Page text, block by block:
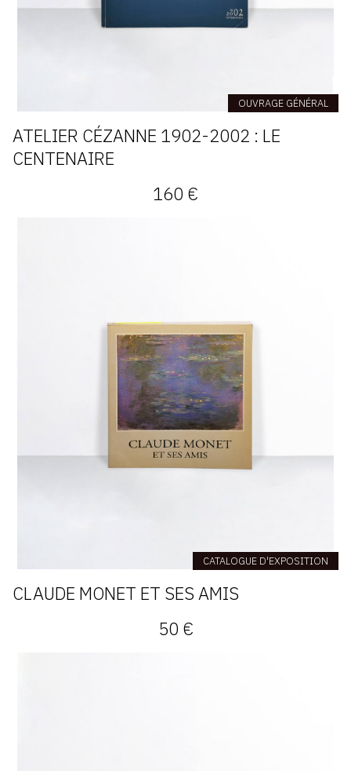
OUVRAGE GÉNÉRAL
ATELIER CÉZANNE 1902-2002 : LE
CENTENAIRE
160 €
CATALOGUE D'EXPOSITION
CLAUDE MONET ET SES AMIS
50 €